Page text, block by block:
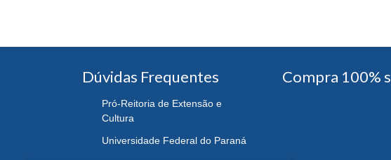
Dúvidas Frequentes
Pró-Reitoria de Extensão e
Cultura
Universidade Federal do Paraná
Compra 100%